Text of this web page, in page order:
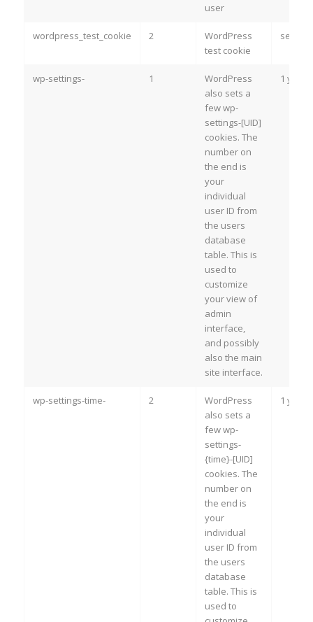
user
wordpress_test_cookie 2
WordPress
test cookie
session
wp-settings- 1
WordPress
also sets a
few wp-
settings-[UID]
cookies. The
number on
the end is
your
individual
user ID from
the users
database
table. This is
used to
customize
your view of
admin
interface,
and possibly
also the main
site interface.
1 year
wp-settings-time- 2
WordPress
also sets a
few wp-
settings-
{time}-[UID]
cookies. The
number on
the end is
your
individual
user ID from
the users
database
table. This is
used to
1 year